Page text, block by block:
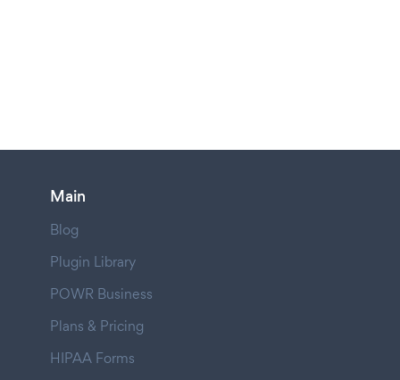
Main
Blog
Plugin Library
POWR Business
Plans & Pricing
HIPAA Forms